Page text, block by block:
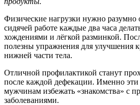
Физические нагрузки нужно разумно
сидячей работе каждые два часа
хождениями и лёгкой разминкой.
полезны упражнения для улучшения
нижней части тела.
Отличной профилактикой станут
после каждой дефекации. Именно
мужчинам избежать «знакомства» с
заболеваниями.